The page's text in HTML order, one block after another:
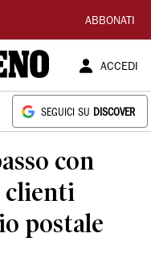
ABBONATI
ACCEDI
SEGUICI SU DISCOVER
con
clienti
postale